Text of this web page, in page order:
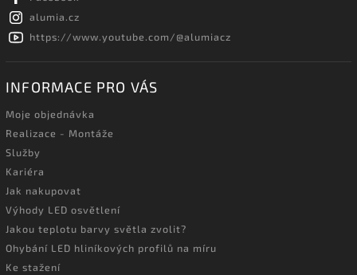
alumia.cz
https://www.youtube.com/@alumiacz
INFORMACE PRO VÁS
Moje objednávka
Realizace - Montáže
Služby
Kariéra
Jak nakupovat
Výhody LED osvětlení
Jakou teplotu barvy světla zvolit?
Ohybání LED hliníkových profilů na míru
Ke stažení